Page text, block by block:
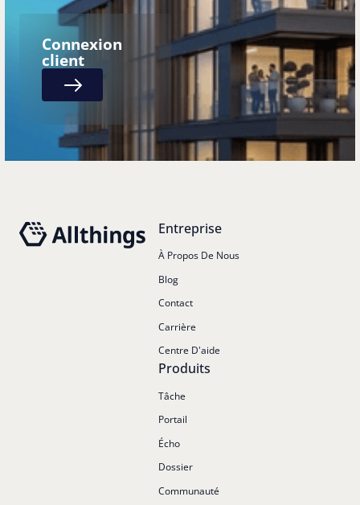
Connexion
client
Entreprise
À Propos De Nous
Blog
Contact
Carrière
Centre D'aide
Produits
Tâche
Portail
Écho
Dossier
Communauté